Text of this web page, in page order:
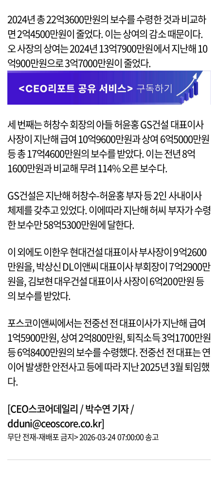
2024년 총 22억3600만원의 보수를 수령한 것과 비교하
면 2억4500만원이 줄었다. 이는 상여의 감소 때문이다.
오 사장의 상여는 2024년 13억7900만원에서 지난해 10
억900만원으로 3억7000만원이 줄었다.
세 번째는 허창수 회장의 아들 허윤홍 GS건설 대표이사
사장이 지난해 급여 10억9600만원과 상여 6억5000만원
등 총 17억4600만원의 보수를 받았다. 이는 전년 8억
1600만원과 비교해 무려 114% 오른 보수다.
GS건설은 지난해 허창수-허윤홍 부자 등 2인 사내이사
체제를 갖추고 있었다. 이에따라 지난해 허씨 부자가 수령
한 보수만 58억5300만원에 달한다.
이 외에도 이한우 현대건설 대표이사 부사장이 9억2600
만원을, 박상신 DL이앤씨 대표이사 부회장이 7억2900만
원을, 김보현 대우건설 대표이사 사장이 6억200만원 등
의 보수를 받았다.
포스코이앤씨에서는 전중선 전 대표이사가 지난해 급여
1억5900만원, 상여 2억800만원, 퇴직소득 3억1700만원
등 6억8400만원의 보수를 수령했다. 전중선 전 대표는 연
이어 발생한 안전사고 등에 따라 지난 2025년 3월 퇴임했
다.
[CEO스코어데일리 / 박수연 기자 /
dduni@ceoscore.co.kr]
무단 전재-재배포 금지> 2026-03-24 07:00:00 송고